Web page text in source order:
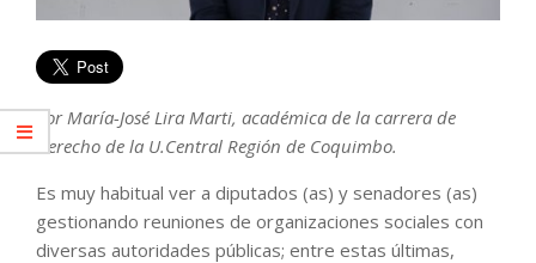
Por María-José Lira Marti, académica de la carrera de
Derecho de la U.Central Región de Coquimbo.
Es muy habitual ver a diputados (as) y senadores (as)
gestionando reuniones de organizaciones sociales con
diversas autoridades públicas; entre estas últimas,